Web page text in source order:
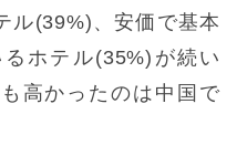
ル(39%)、安価で基本
ホテル(35%)が続い
高かったのは中国で